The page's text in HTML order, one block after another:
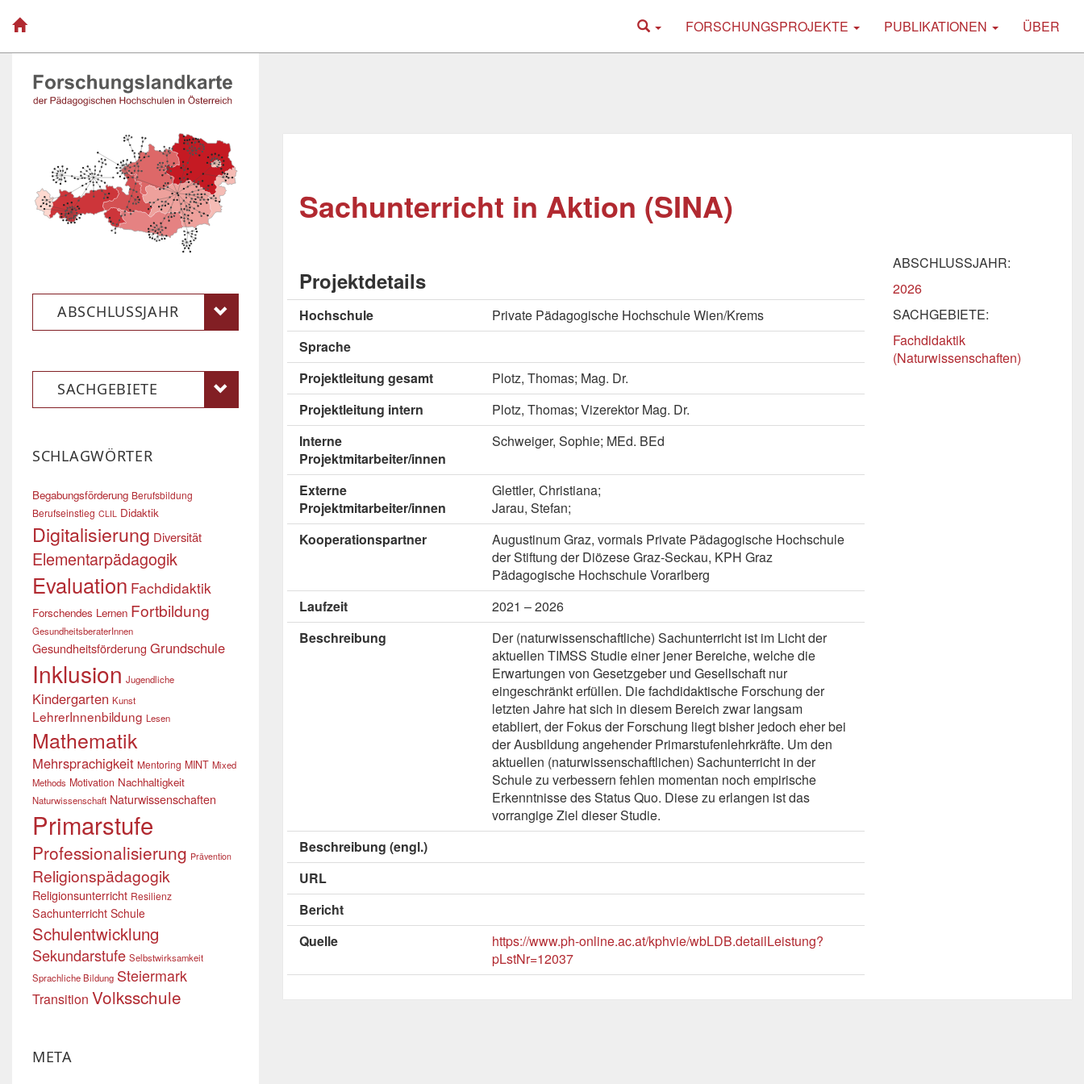
FORSCHUNGSPROJEKTE PUBLIKATIONEN ÜBER
Sachunterricht in Aktion (SINA)
Projektdetails
Hochschule
Private Pädagogische Hochschule Wien/Krems
Sprache
Projektleitung gesamt
Plotz, Thomas; Mag. Dr.
Projektleitung intern
Plotz, Thomas; Vizerektor Mag. Dr.
Interne
Projektmitarbeiter/innen
Schweiger, Sophie; MEd. BEd
Externe
Projektmitarbeiter/innen
Glettler, Christiana;
Jarau, Stefan;
Kooperationspartner
Augustinum Graz, vormals Private Pädagogische Hochschule
der Stiftung der Diözese Graz-Seckau, KPH Graz
Pädagogische Hochschule Vorarlberg
Laufzeit
2021 – 2026
Beschreibung
Der (naturwissenschaftliche) Sachunterricht ist im Licht der
aktuellen TIMSS Studie einer jener Bereiche, welche die
Erwartungen von Gesetzgeber und Gesellschaft nur
eingeschränkt erfüllen. Die fachdidaktische Forschung der
letzten Jahre hat sich in diesem Bereich zwar langsam
etabliert, der Fokus der Forschung liegt bisher jedoch eher bei
der Ausbildung angehender Primarstufenlehrkräfte. Um den
aktuellen (naturwissenschaftlichen) Sachunterricht in der
Schule zu verbessern fehlen momentan noch empirische
Erkenntnisse des Status Quo. Diese zu erlangen ist das
vorrangige Ziel dieser Studie.
Beschreibung (engl.)
URL
Bericht
Quelle
https://www.ph-online.ac.at/kphvie/wbLDB.detailLeistung?
pLstNr=12037
ABSCHLUSSJAHR:
2026
SACHGEBIETE:
Fachdidaktik
(Naturwissenschaften)
ABSCHLUSSJAHR
SACHGEBIETE
SCHLAGWÖRTER
Begabungsförderung Berufsbildung
Berufseinstieg CLIL Didaktik
Digitalisierung Diversität
Elementarpädagogik
Evaluation Fachdidaktik
Forschendes Lernen Fortbildung
GesundheitsberaterInnen
Gesundheitsförderung Grundschule
Inklusion Jugendliche
Kindergarten Kunst
LehrerInnenbildung Lesen
Mathematik
Mehrsprachigkeit Mentoring MINT Mixed
Methods Motivation Nachhaltigkeit
Naturwissenschaft Naturwissenschaften
Primarstufe
Professionalisierung Prävention
Religionspädagogik
Religionsunterricht Resilienz
Sachunterricht Schule
Schulentwicklung
Sekundarstufe Selbstwirksamkeit
Sprachliche Bildung Steiermark
Transition Volksschule
META